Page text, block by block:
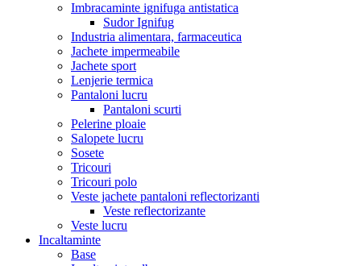
Imbracaminte ignifuga antistatica
Sudor Ignifug
Industria alimentara, farmaceutica
Jachete impermeabile
Jachete sport
Lenjerie termica
Pantaloni lucru
Pantaloni scurti
Pelerine ploaie
Salopete lucru
Sosete
Tricouri
Tricouri polo
Veste jachete pantaloni reflectorizanti
Veste reflectorizante
Veste lucru
Incaltaminte
Base